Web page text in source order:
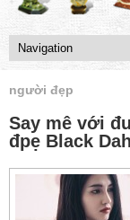
người đẹp
Say mê với
đpẹ Black